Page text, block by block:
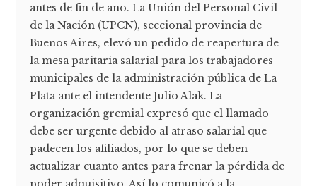
antes de fin de año. La Unión del Personal Civil
de la Nación (UPCN), seccional provincia de
Buenos Aires, elevó un pedido de reapertura de
la mesa paritaria salarial para los trabajadores
municipales de la administración pública de La
Plata ante el intendente Julio Alak. La
organización gremial expresó que el llamado
debe ser urgente debido al atraso salarial que
padecen los afiliados, por lo que se deben
actualizar cuanto antes para frenar la pérdida de